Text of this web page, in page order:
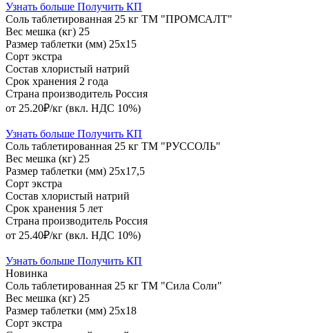
Узнать больше Получить КП
Соль таблетированная 25 кг ТМ "ПРОМСАЛТ"
Вес мешка (кг) 25
Размер таблетки (мм) 25х15
Сорт экстра
Состав хлористый натрий
Срок хранения 2 года
Страна производитель Россия
от 25.20₽/кг (вкл. НДС 10%)
Узнать больше Получить КП
Соль таблетированная 25 кг ТМ "РУССОЛЬ"
Вес мешка (кг) 25
Размер таблетки (мм) 25х17,5
Сорт экстра
Состав хлористый натрий
Срок хранения 5 лет
Страна производитель Россия
от 25.40₽/кг (вкл. НДС 10%)
Узнать больше Получить КП
Новинка
Соль таблетированная 25 кг ТМ "Сила Соли"
Вес мешка (кг) 25
Размер таблетки (мм) 25х18
Сорт экстра